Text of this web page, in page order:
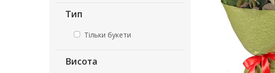
Тип
Тільки букети
Висота